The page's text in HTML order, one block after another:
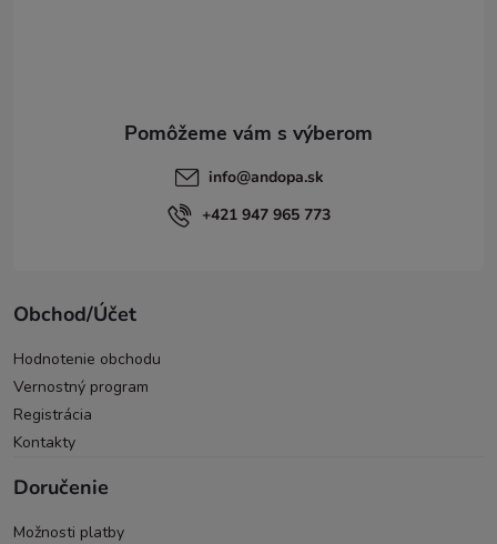
info@andopa.sk
+421 947 965 773
Obchod/Účet
Hodnotenie obchodu
Vernostný program
Registrácia
Kontakty
Doručenie
Možnosti platby